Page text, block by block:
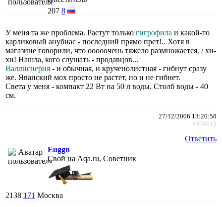
207 8
У меня та же проблема. Растут только гигрофила и какой-то
карликовый анубиас - последний прямо прет!.. Хотя в
магазине говорили, что ооооочень тяжело размножается. / хи-
хи! Нашла, кого слушать - продавцов...
Валлиснерия - и обычная, и крученолистная - гибнут сразу
же. Яванский мох просто не растет, но и не гибнет.
Света у меня - компакт 22 Вт на 50 л воды. Столб воды - 40
см.
27/12/2006 13:20:58
#390613
Ответить
Euggn
Свой на Aqa.ru, Советник
2138 171 Москва